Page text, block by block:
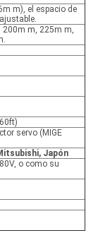
m), el espacio de
m, 225m m,
servo (MIGE
Japón
o como su